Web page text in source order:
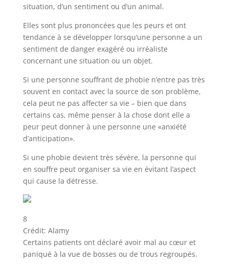
situation, d’un sentiment ou d’un animal.
Elles sont plus prononcées que les peurs et ont
tendance à se développer lorsqu’une personne a un
sentiment de danger exagéré ou irréaliste
concernant une situation ou un objet.
Si une personne souffrant de phobie n’entre pas très
souvent en contact avec la source de son problème,
cela peut ne pas affecter sa vie – bien que dans
certains cas, même penser à la chose dont elle a
peur peut donner à une personne une «anxiété
d’anticipation».
Si une phobie devient très sévère, la personne qui
en souffre peut organiser sa vie en évitant l’aspect
qui cause la détresse.
8
Crédit: Alamy
Certains patients ont déclaré avoir mal au cœur et
paniqué à la vue de bosses ou de trous regroupés.